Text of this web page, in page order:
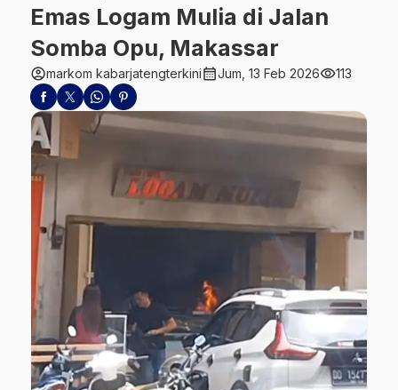
Emas Logam Mulia di Jalan
Somba Opu, Makassar
account_circlemarkom kabarjatengterkinicalendar_monthJum, 13 Feb 2026visibility113